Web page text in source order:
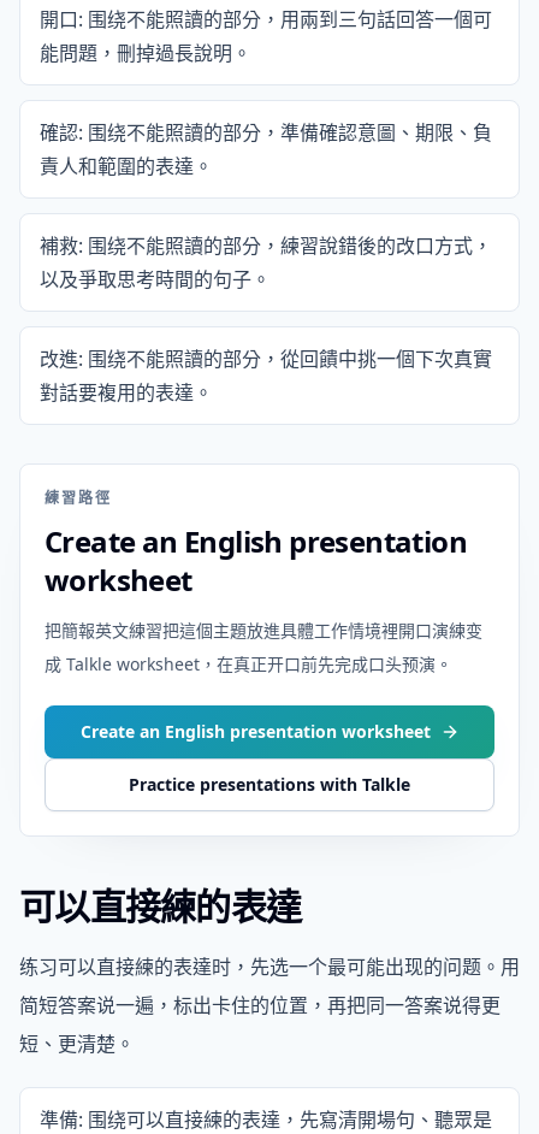
開口: 围绕不能照讀的部分，用兩到三句話回答一個可
能問題，刪掉過長說明。
確認: 围绕不能照讀的部分，準備確認意圖、期限、負
責人和範圍的表達。
補救: 围绕不能照讀的部分，練習說錯後的改口方式，
以及爭取思考時間的句子。
改進: 围绕不能照讀的部分，從回饋中挑一個下次真實
對話要複用的表達。
練習路徑
Create an English presentation
worksheet
把簡報英文練習把這個主題放進具體工作情境裡開口演練变
成 Talkle worksheet，在真正开口前先完成口头预演。
Create an English presentation worksheet
Practice presentations with Talkle
可以直接練的表達
练习可以直接練的表達时，先选一个最可能出现的问题。用
简短答案说一遍，标出卡住的位置，再把同一答案说得更
短、更清楚。
準備: 围绕可以直接練的表達，先寫清開場句、聽眾是